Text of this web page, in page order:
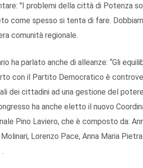
"I problemi della città di Potenza
come spesso si tenta di fare.
comunità regionale.
ha parlato anche di alleanze: “Gli
con il Partito Democratico è
dei cittadini ad una gestione del
ha anche eletto il nuovo
Pino Laviero, che è composto da:
Lorenzo Pace, Anna Maria